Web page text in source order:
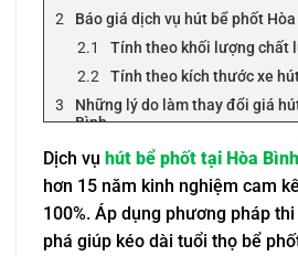
Báo giá dịch vụ hút bể phốt
Tính theo khối lượng chất
Tính theo kích thước xe
Những lý do làm thay đổi giá
Bình
Đôi nét về dịch vụ hút bể phốt ở
Dịch vụ hút bể phốt là gì?
Dấu hiệu cần hút bể phốt
Có nên hút bể phốt định
Dịch vụ hút bể phốt tại Hòa Bình
hơn 15 năm kinh nghiệm cam
100%. Áp dụng phương pháp
phá giúp kéo dài tuổi thọ bể